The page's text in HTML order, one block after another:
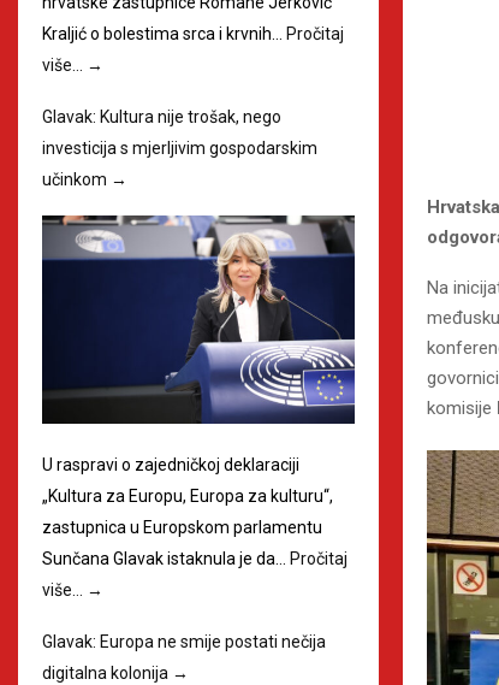
Na
komisije
Kraljić o bolestima srca i krvnih…
Pročitaj
više…
→
Glavak: Kultura nije trošak, nego
investicija s mjerljivim gospodarskim
učinkom →
U raspravi o zajedničkoj deklaraciji
„Kultura za Europu, Europa za kulturu“,
zastupnica u Europskom parlamentu
Sunčana Glavak istaknula je da…
Pročitaj
više…
→
Glavak: Europa ne smije postati nečija
digitalna kolonija →